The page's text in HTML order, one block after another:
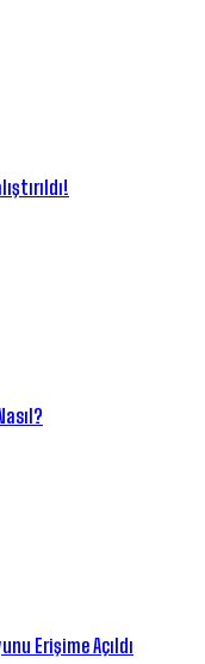
Erişime Açıldı